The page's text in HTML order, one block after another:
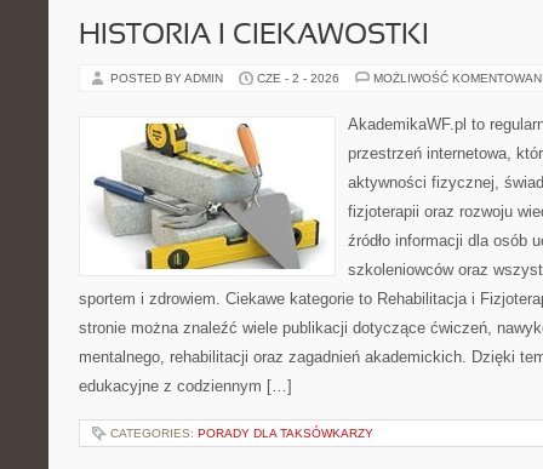
HISTORIA I CIEKAWOSTKI
POSTED BY ADMIN CZE - 2 - 2026 MOŻLIWOŚĆ
AkademikaWF.pl to
przestrzeń internetowa,
aktywności fizycznej,
fizjoterapii oraz rozwoju
źródło informacji dla osób
szkoleniowców oraz
sportem i zdrowiem. Ciekawe kategorie to Rehabilitacja i
stronie można znaleźć wiele publikacji dotyczące ćwiczeń,
mentalnego, rehabilitacji oraz zagadnień akademickich. Dzięki
edukacyjne z codziennym […]
CATEGORIES: PORADY DLA TAKSÓWKARZY